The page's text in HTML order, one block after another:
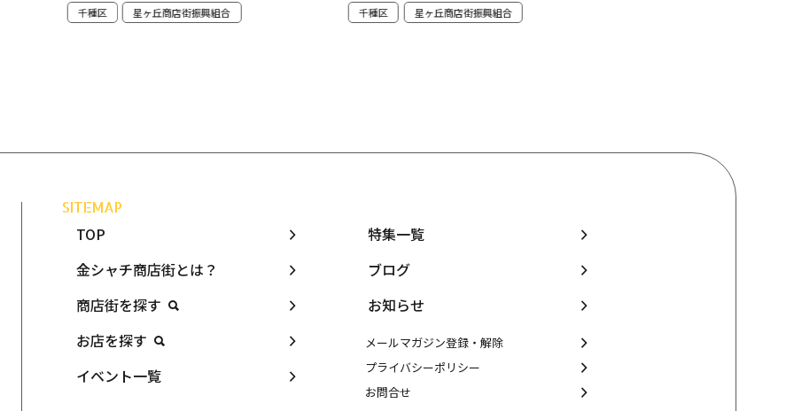
千種区 星ヶ丘商店街振興組合 千種区 星ヶ丘商店街振興組合
SITEMAP
TOP
金シャチ商店街とは？
商店街を探す
お店を探す
イベント一覧
特集一覧
ブログ
お知らせ
メールマガジン登録・解除
プライバシーポリシー
お問合せ